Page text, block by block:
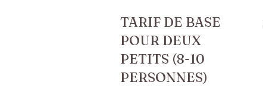
TARIF DE BASE
POUR DEUX
PETITS (8-10
PERSONNES)